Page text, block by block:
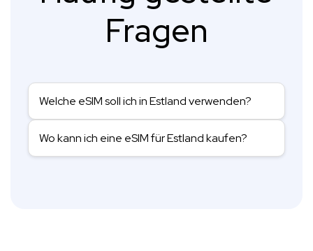
Fragen
Welche eSIM soll ich in Estland verwenden?
Wo kann ich eine eSIM für Estland kaufen?